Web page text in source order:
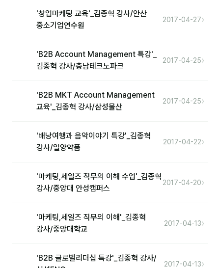
재무·계약
용어사전
문서자료실
'창업마케팅 교육'_김종혁 강사/안산
중소기업연수원
2017-04-27›
'B2B Account Management 특강'_
김종혁 강사/충남테크노파크
2017-04-25›
'B2B MKT Account Management
교육'_김종혁 강사/삼성물산
2017-04-25›
'배낭여행과 음악이야기 특강'_김종혁
강사/일양약품
2017-04-22›
'마케팅,세일즈 직무의 이해 수업'_김종혁
강사/중앙대 안성캠퍼스
2017-04-20›
'마케팅,세일즈 직무의 이해'_김종혁
강사/중앙대학교
2017-04-13›
'B2B 글로벌리더십 특강'_김종혁 강사/
2017-04-13›